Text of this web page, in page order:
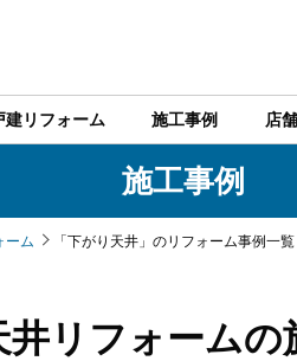
建リフォーム 施工事例 店
施工事例
ーム 「下がり天井」のリフォーム事例一覧
井リフォームの